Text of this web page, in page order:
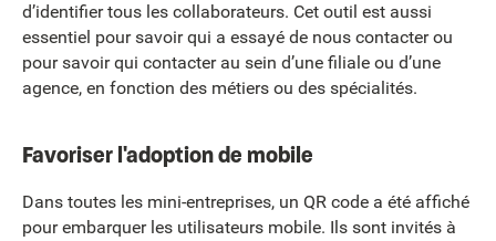
d’identifier tous les collaborateurs. Cet outil est aussi
essentiel pour savoir qui a essayé de nous contacter ou
pour savoir qui contacter au sein d’une filiale ou d’une
agence, en fonction des métiers ou des spécialités.
Favoriser l'adoption de mobile
Dans toutes les mini-entreprises, un QR code a été affiché
pour embarquer les utilisateurs mobile. Ils sont invités à